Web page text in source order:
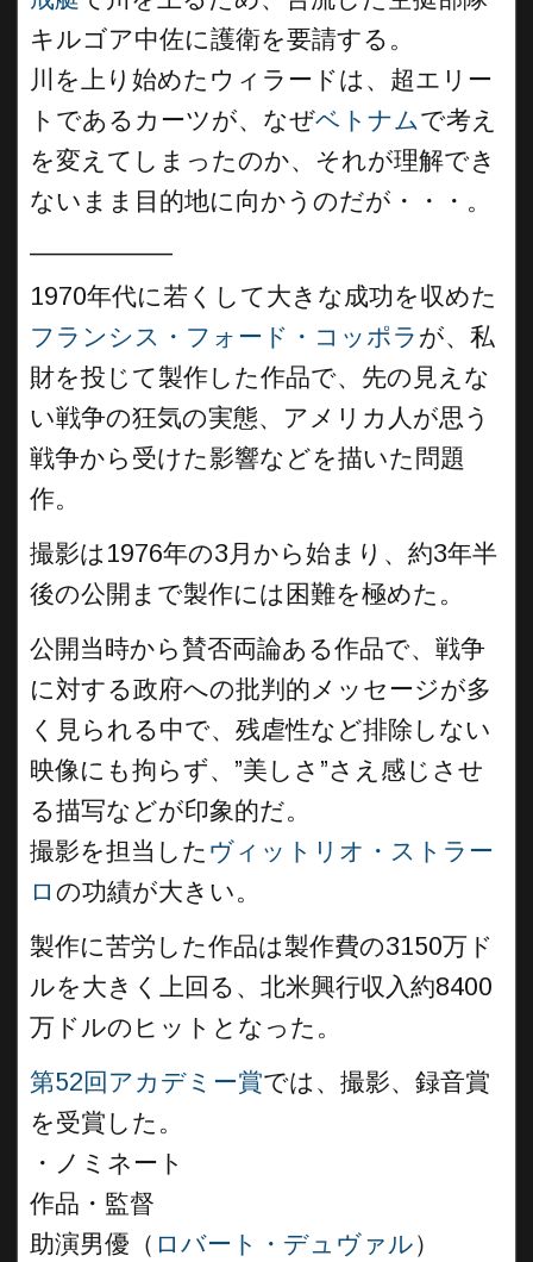
キルゴア中佐に護衛を要請する。
川を上り始めたウィラードは、超エリー
トであるカーツが、なぜベトナムで考え
を変えてしまったのか、それが理解でき
ないまま目的地に向かうのだが・・・。
1970年代に若くして大きな成功を収めた
フランシス・フォード・コッポラ が、私
財を投じて製作した作品で、先の見えな
い戦争の狂気の実態、アメリカ人が思う
戦争から受けた影響などを描いた問題
作。
撮影は1976年の3月から始まり、約3年半
後の公開まで製作には困難を極めた。
公開当時から賛否両論ある作品で、戦争
に対する政府への批判的メッセージが多
く見られる中で、残虐性など排除しない
映像にも拘らず、”美しさ”さえ感じさせ
る描写などが印象的だ。
撮影を担当した ヴィットリオ・ストラー
ロ の功績が大きい。
製作に苦労した作品は製作費の3150万ド
ルを大きく上回る、北米興行収入約8400
万ドルのヒットとなった。
第52回アカデミー賞では、撮影、録音賞
を受賞した。
・ノミネート
作品・監督
助演男優（ ロバート・デュヴァル）